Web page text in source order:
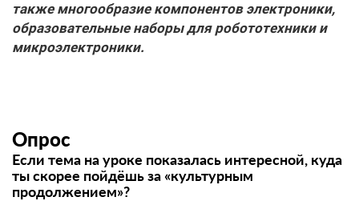
также многообразие компонентов электроники,
образовательные наборы для робототехники и
микро­электроники.
Опрос
Если тема на уроке показалась интересной, куда
ты скорее пойдёшь за «культурным
продолжением»?